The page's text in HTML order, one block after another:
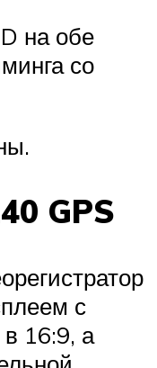
на обе
со
GPS
с
16:9, а